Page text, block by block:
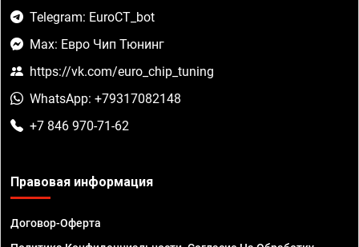
Telegram: EuroCT_bot
Max: Евро Чип Тюнинг
https://vk.com/euro_chip_tuning
WhatsApp: +79317082148
+7 846 970-71-62
Правовая информация
Договор-Оферта